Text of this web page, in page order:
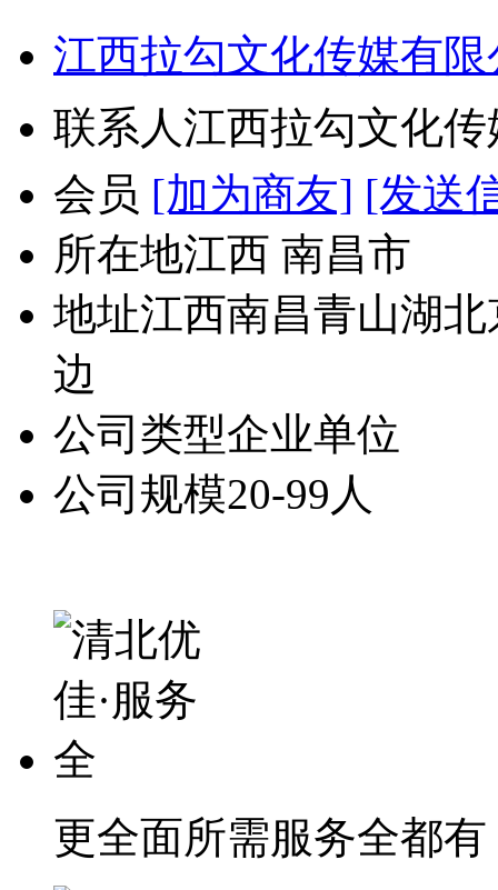
江西拉勾文化传媒有限
联系人江西拉勾文化
会员 [加为商友] [发送
所在地江西 南昌市
地址江西南昌青山湖
边
公司类型企业单位
公司规模20-99人
更全面所需服务全都有